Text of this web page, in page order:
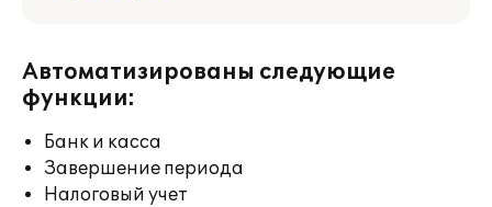
Автоматизированы следующие
функции:
Банк и касса
Завершение периода
Налоговый учет